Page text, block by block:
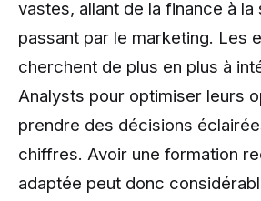
vastes, allant de la finance à la
passant par le marketing. Les
cherchent de plus en plus à
Analysts pour optimiser leurs
prendre des décisions
chiffres. Avoir une formation
adaptée peut donc